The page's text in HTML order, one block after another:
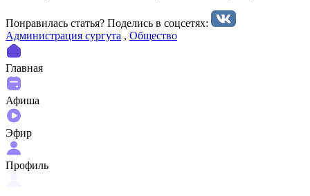
Понравилась статья? Поделиcь в соцсетях:
Администрация сургута , Общество
Главная
Афиша
Эфир
Профиль